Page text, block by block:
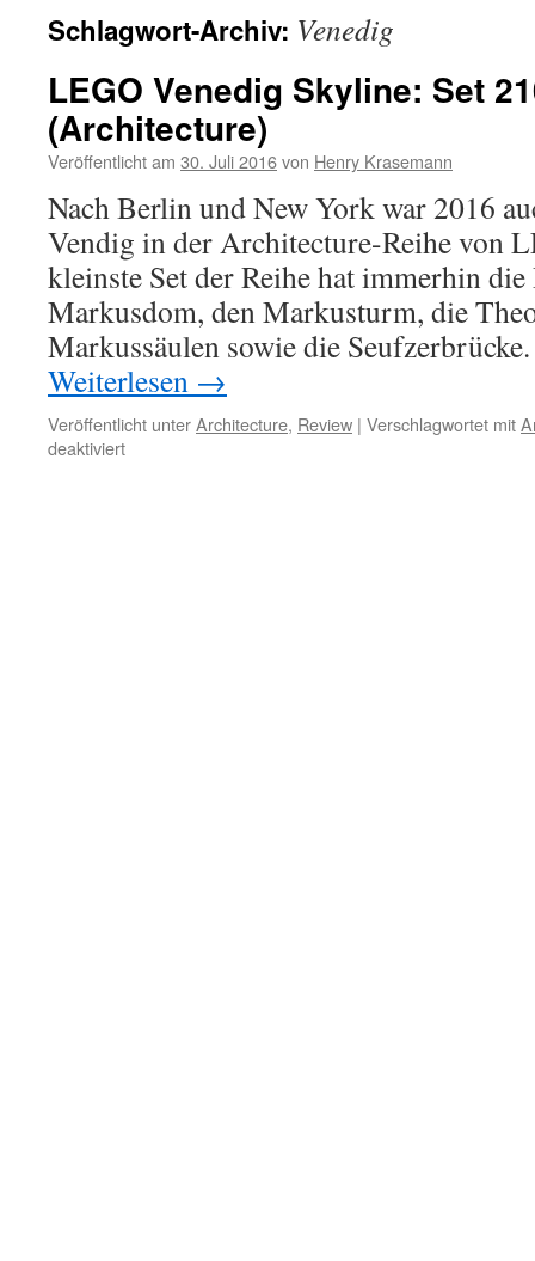
Schlagwort-Archiv: Venedig
LEGO Venedig Skyline: Set
(Architecture)
Veröffentlicht am 30. Juli 2016von Henry Krasemann
Nach Berlin und New York war 2016
Vendig in der Architecture-Reihe von
kleinste Set der Reihe hat immerhin
Markusdom, den Markusturm, die
Markussäulen sowie die
Weiterlesen →
Veröffentlicht unterArchitecture, Review | Verschlagwortet mit
deaktiviertfür